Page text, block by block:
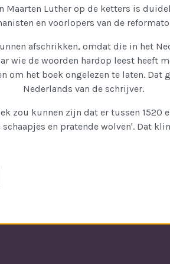
Maarten Luther op de ketters is
en voorlopers van de
afschrikken, omdat die in het
wie de woorden hardop leest heeft
om het boek ongelezen te laten. Dat
Nederlands van de schrijver.
zou kunnen zijn dat er tussen 1520
en pratende wolven'. Dat
REHOBOTH- DE HERE HEEFT ONS